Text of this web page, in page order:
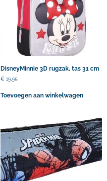
DisneyMinnie 3D rugzak, tas 31 cm
€19,95
Toevoegen aan winkelwagen